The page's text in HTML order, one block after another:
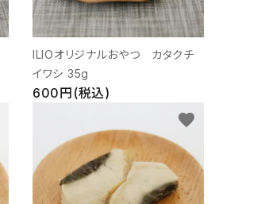
ILIOオリジナルおやつ カタクチ
イワシ 35g
600円(税込)
favorite